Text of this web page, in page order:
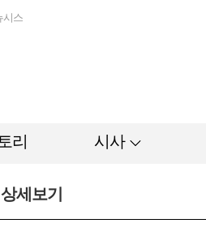
시스
리 시사
세보기